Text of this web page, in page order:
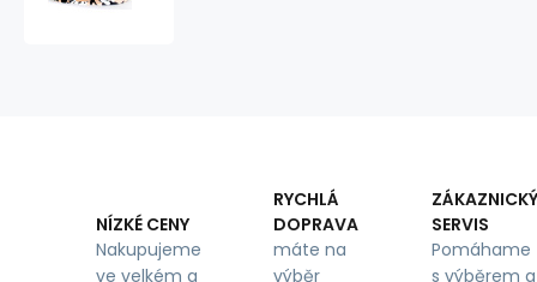
NÍZKÉ CENY
Nakupujeme
ve velkém a
RYCHLÁ
DOPRAVA
máte na
výběr
ZÁKAZNICKÝ
SERVIS
Pomáhame
s výběrem a